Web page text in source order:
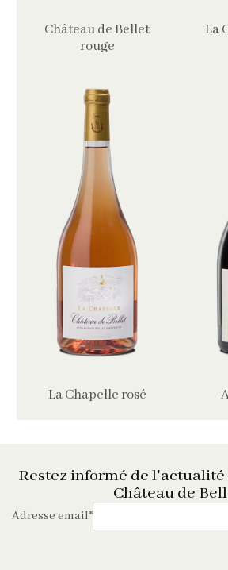
Château de Bellet
rouge
La
La Chapelle rosé
Restez informé de l'actualité
Château de
Adresse email*